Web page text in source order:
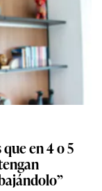
en 4 o 5